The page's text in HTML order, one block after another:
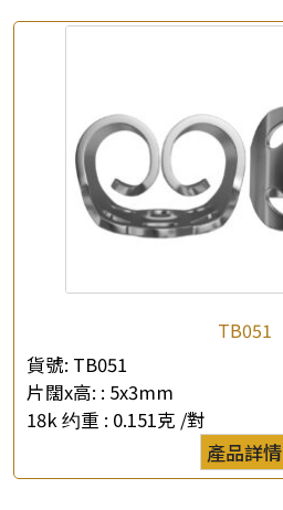
TB051
貨號: TB051
片闊x高: : 5x3mm
18k 约重 : 0.151克 /對
產品詳情